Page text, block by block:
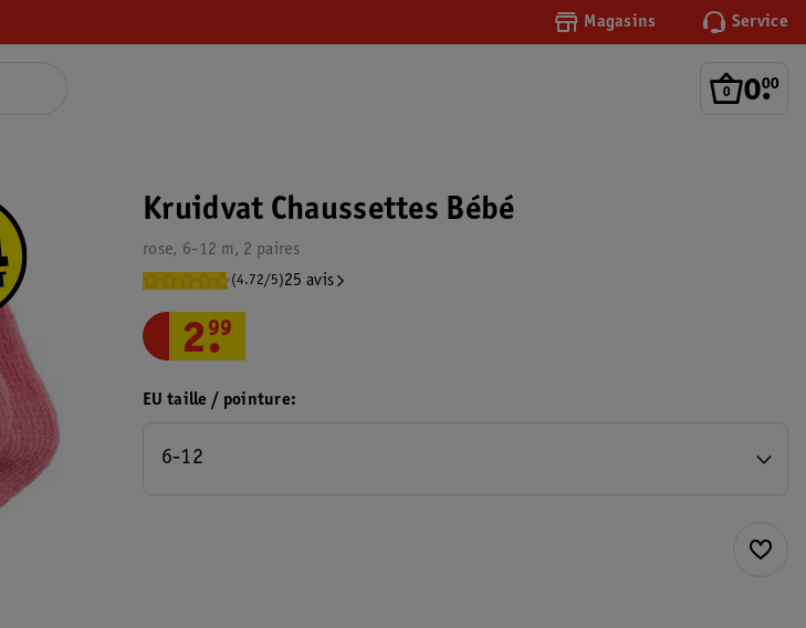
Magasins Service
0.
00
Kruidvat Chaussettes Bébé
rose, 6-12 m, 2 paires
(4.72/5)25 avis
2.
99
EU taille / pointure
6-12